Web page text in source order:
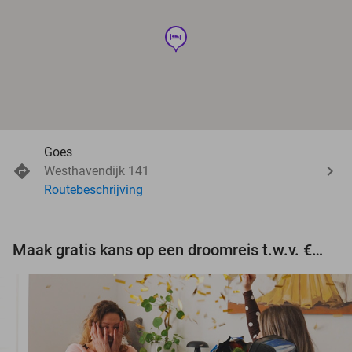
hotel
Goes
Westhavendijk 141
Routebeschrijving
Maak gratis kans op een droomreis t.w.v. €3.000!